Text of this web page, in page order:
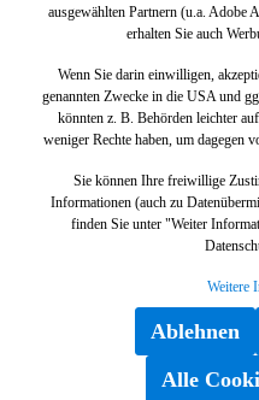
ausgewählten Partnern (u.a. Adobe
erhalten Sie auch
Wenn Sie darin einwilligen,
genannten Zwecke in die USA und
könnten z. B. Behörden leichter
weniger Rechte haben, um dagegen
Sie können Ihre freiwillige
Informationen (auch zu
finden Sie unter "Weiter
Weitere
Ablehnen
Alle